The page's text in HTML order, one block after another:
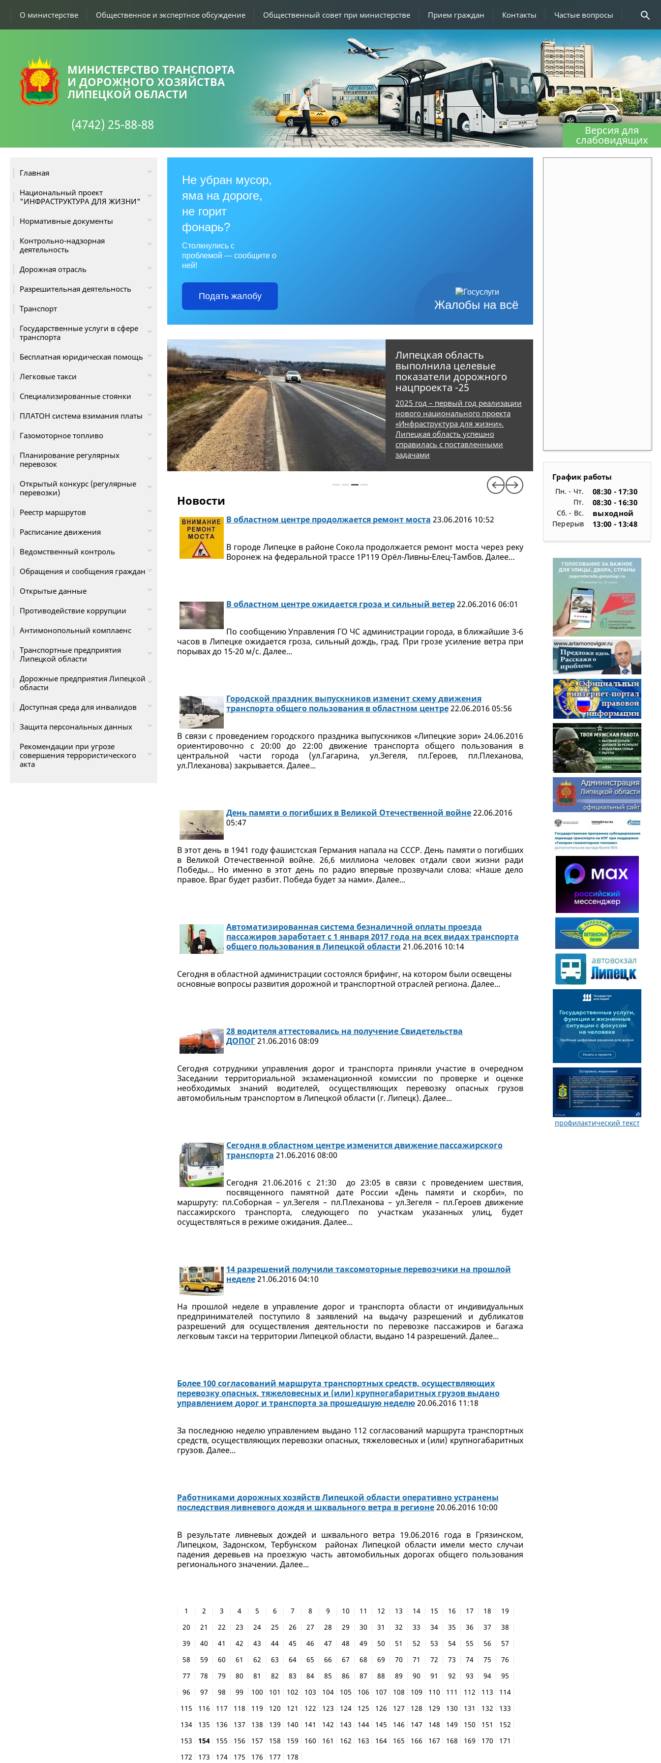
О министерстве Общественное и экспертное обсуждение Общественный совет при министерстве Прием граждан Контакты Частые вопросы
МИНИСТЕРСТВО ТРАНСПОРТА
И ДОРОЖНОГО ХОЗЯЙСТВА
ЛИПЕЦКОЙ ОБЛАСТИ
(4742) 25-88-88 Версия для
слабовидящих
Жалобы на всё
Не убран мусор,
яма на дороге,
не горит
фонарь?
Столкнулись с
проблемой — сообщите о
ней!
Подать жалобу
Липецкая область
выполнила целевые
показатели дорожного
нацпроекта -25
2025 год – первый год реализации
нового национального проекта
«Инфраструктура для жизни».
Липецкая область успешно
справилась с поставленными
задачами
Новости
В областном центре продолжается ремонт моста 23.06.2016 10:52
В городе Липецке в районе Сокола продолжается ремонт моста через реку
Воронеж на федеральной трассе 1Р119 Орёл-Ливны-Елец-Тамбов. Далее…
В областном центре ожидается гроза и сильный ветер22.06.2016 06:01
По сообщению Управления ГО ЧС администрации города, в ближайшие 3-6
часов в Липецке ожидается гроза, сильный дождь, град. При грозе усиление ветра при
порывах до 15-20 м/с. Далее...
Городской праздник выпускников изменит схему движения
транспорта общего пользования в областном центре22.06.2016 05:56
В связи с проведением городского праздника выпускников «Липецкие зори» 24.06.2016
ориентировочно с 20:00 до 22:00 движение транспорта общего пользования в
центральной части города (ул.Гагарина, ул.Зегеля, пл.Героев, пл.Плеханова,
ул.Плеханова) закрывается. Далее...
День памяти о погибших в Великой Отечественной войне22.06.2016
05:47
В этот день в 1941 году фашистская Германия напала на СССР. День памяти о погибших
в Великой Отечественной войне. 26,6 миллиона человек отдали свои жизни ради
Победы… Но именно в этот день по радио впервые прозвучали слова: «Наше дело
правое. Враг будет разбит. Победа будет за нами». Далее...
Автоматизированная система безналичной оплаты проезда
пассажиров заработает с 1 января 2017 года на всех видах транспорта
общего пользования в Липецкой области 21.06.2016 10:14
Сегодня в областной администрации состоялся брифинг, на котором были освещены
основные вопросы развития дорожной и транспортной отраслей региона. Далее...
28 водителя аттестовались на получение Свидетельства
ДОПОГ21.06.2016 08:09
Сегодня сотрудники управления дорог и транспорта приняли участие в очередном
Заседании территориальной экзаменационной комиссии по проверке и оценке
необходимых знаний водителей, осуществляющих перевозку опасных грузов
автомобильным транспортом в Липецкой области (г. Липецк). Далее...
Сегодня в областном центре изменится движение пассажирского
транспорта 21.06.2016 08:00
Сегодня 21.06.2016 с 21:30 до 23:05 в связи с проведением шествия,
посвященного памятной дате России «День памяти и скорби», по
маршруту: пл.Соборная – ул.Зегеля – пл.Плеханова – ул.Зегеля – пл.Героев движение
пассажирского транспорта, следующего по участкам указанных улиц, будет
осуществляться в режиме ожидания. Далее...
14 разрешений получили таксомоторные перевозчики на прошлой
неделе21.06.2016 04:10
На прошлой неделе в управление дорог и транспорта области от индивидуальных
предпринимателей поступило 8 заявлений на выдачу разрешений и дубликатов
разрешений для осуществления деятельности по перевозке пассажиров и багажа
легковым такси на территории Липецкой области, выдано 14 разрешений. Далее...
Более 100 согласований маршрута транспортных средств, осуществляющих
перевозку опасных, тяжеловесных и (или) крупногабаритных грузов выдано
управлением дорог и транспорта за прошедшую неделю20.06.2016 11:18
За последнюю неделю управлением выдано 112 согласований маршрута транспортных
средств, осуществляющих перевозки опасных, тяжеловесных и (или) крупногабаритных
грузов. Далее...
Работниками дорожных хозяйств Липецкой области оперативно устранены
последствия ливневого дождя и шквального ветра в регионе20.06.2016 10:00
В результате ливневых дождей и шквального ветра 19.06.2016 года в Грязинском,
Липецком, Задонском, Тербунском районах Липецкой области имели место случаи
падения деревьев на проезжую часть автомобильных дорогах общего пользования
регионального значении. Далее...
1 2 3 4 5 6 7 8 9 10 11 12 13 14 15 16 17 18
19
20
21 22 23 24 25 26 27 28 29 30 31 32 33 34 35 36 37
38
39
40 41 42 43 44 45 46 47 48 49 50 51 52 53 54 55 56
57
58
59 60 61 62 63 64 65 66 67 68 69 70 71 72 73 74 75
76
77
78 79 80 81 82 83 84 85 86 87 88 89 90 91 92 93 94
95
96
97 98 99 100 101 102 103 104 105 106 107 108 109 110 111 112 113
114
115
116 117 118 119 120 121 122 123 124 125 126 127 128 129 130 131 132
133
134
135 136 137 138 139 140 141 142 143 144 145 146 147 148 149 150 151
152
153
154 155 156 157 158 159 160 161 162 163 164 165 166 167 168 169 170
171
172
173 174 175 176 177 178
Главная
Национальный проект
"ИНФРАСТРУКТУРА ДЛЯ ЖИЗНИ"
Нормативные документы
Контрольно-надзорная
деятельность
Дорожная отрасль
Разрешительная деятельность
Транспорт
Государственные услуги в сфере
транспорта
Бесплатная юридическая помощь
Легковые такси
Специализированные стоянки
ПЛАТОН система взимания платы
Газомоторное топливо
Планирование регулярных
перевозок
Открытый конкурс (регулярные
перевозки)
Реестр маршрутов
Расписание движения
Ведомственный контроль
Обращения и сообщения граждан
Открытые данные
Противодействие коррупции
Антимонопольный комплаенс
Транспортные предприятия
Липецкой области
Дорожные предприятия Липецкой
области
Доступная среда для инвалидов
Защита персональных данных
Рекомендации при угрозе
совершения террористического
акта
График работы
Пн. - Чт.
Пт.
Сб. - Вс.
Перерыв
08:30 - 17:30
08:30 - 16:30
выходной
13:00 - 13:48
профилактический текст